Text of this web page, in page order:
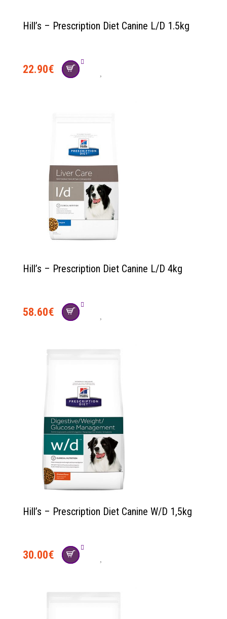
Hill’s – Prescription Diet Canine L/D 1.5kg
22.90€
Hill’s – Prescription Diet Canine L/D 4kg
58.60€
Hill’s – Prescription Diet Canine W/D 1,5kg
30.00€